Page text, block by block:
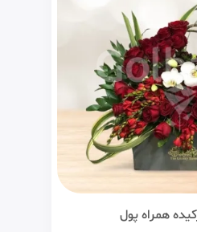
همراه پول